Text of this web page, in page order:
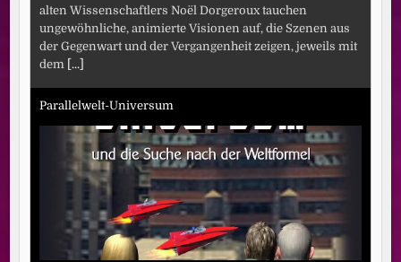
alten Wissenschaftlers Noël Dorgeroux tauchen
ungewöhnliche, animierte Visionen auf, die Szenen aus
der Gegenwart und der Vergangenheit zeigen, jeweils mit
dem [...]
Parallelwelt-Universum